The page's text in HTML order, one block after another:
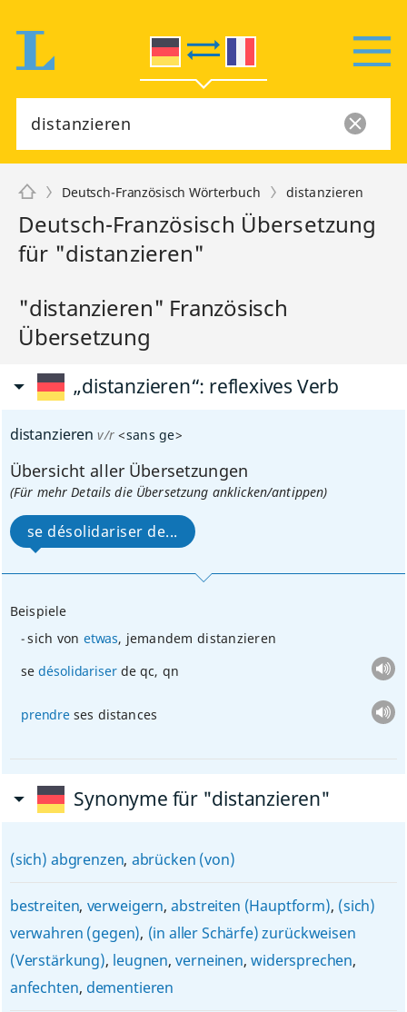
Deutsch-Französisch Wörterbuch distanzieren
Deutsch-Französisch Übersetzung
für "distanzieren"
"distanzieren" Französisch
Übersetzung
„distanzieren“: reflexives Verb
distanzieren v/r <sans ge>
Übersicht aller Übersetzungen
(Für mehr Details die Übersetzung anklicken/antippen)
se désolidariser de...
Beispiele
sich von etwas, jemandem distanzieren
sedésolidariserdeqc, qn
prendreses distances
Synonyme für "distanzieren"
(sich) abgrenzen, abrücken (von)
bestreiten, verweigern,abstreiten (Hauptform), (sich)
verwahren (gegen), (in aller Schärfe) zurückweisen
(Verstärkung), leugnen,verneinen,widersprechen,
anfechten, dementieren